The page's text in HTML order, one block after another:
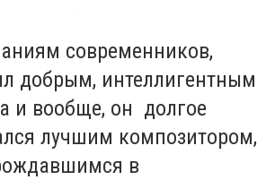
современников,
добрым, интеллигентным
и вообще, он долгое
лучшим композитором,
в